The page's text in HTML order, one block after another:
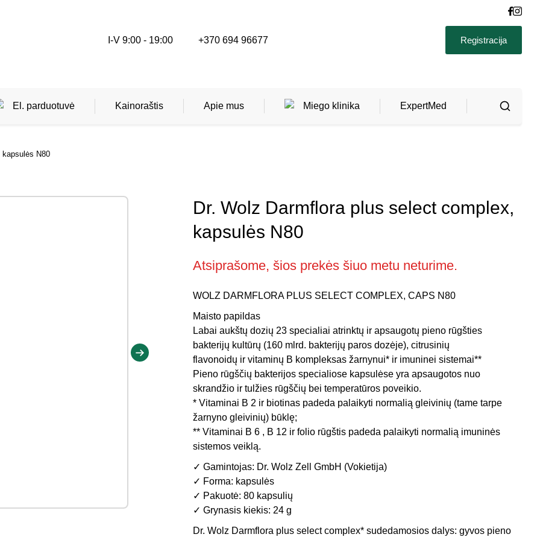
I-V 9:00 - 19:00 +370 694 96677 Registracija
Masažai
Tyrimai
Neurologinė muzikos terapija
Miego klinika
Teritorinės ligonių kasos (TLK) apmokamos
paslaugos
El. parduotuvė Kainoraštis Apie mus Miego klinika ExpertMed
(SU
kapsulės N80
Dr. Wolz Darmflora plus select complex,
kapsulės N80
Atsiprašome, šios prekės šiuo metu neturime.
WOLZ DARMFLORA PLUS SELECT COMPLEX, CAPS N80
Maisto papildas
Labai aukštų dozių 23 specialiai atrinktų ir apsaugotų pieno rūgšties
bakterijų kultūrų (160 mlrd. bakterijų paros dozėje), citrusinių
flavonoidų ir vitaminų B kompleksas žarnynui* ir imuninei sistemai**
Pieno rūgščių bakterijos specialiose kapsulėse yra apsaugotos nuo
skrandžio ir tulžies rūgščių bei temperatūros poveikio.
* Vitaminai B 2 ir biotinas padeda palaikyti normalią gleivinių (tame tarpe
žarnyno gleivinių) būklę;
** Vitaminai B 6 , B 12 ir folio rūgštis padeda palaikyti normalią imuninės
sistemos veiklą.
✓ Gamintojas: Dr. Wolz Zell GmbH (Vokietija)
✓ Forma: kapsulės
✓ Pakuotė: 80 kapsulių
✓ Grynasis kiekis: 24 g
Dr. Wolz Darmflora plus select complex* sudedamosios dalys: gyvos pieno